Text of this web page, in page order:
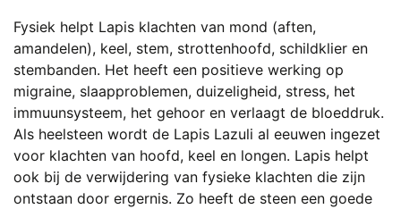
Fysiek helpt Lapis klachten van mond (aften,
amandelen), keel, stem, strottenhoofd, schildklier en
stembanden. Het heeft een positieve werking op
migraine, slaapproblemen, duizeligheid, stress, het
immuunsysteem, het gehoor en verlaagt de bloeddruk.
Als heelsteen wordt de Lapis Lazuli al eeuwen ingezet
voor klachten van hoofd, keel en longen. Lapis helpt
ook bij de verwijdering van fysieke klachten die zijn
ontstaan door ergernis. Zo heeft de steen een goede